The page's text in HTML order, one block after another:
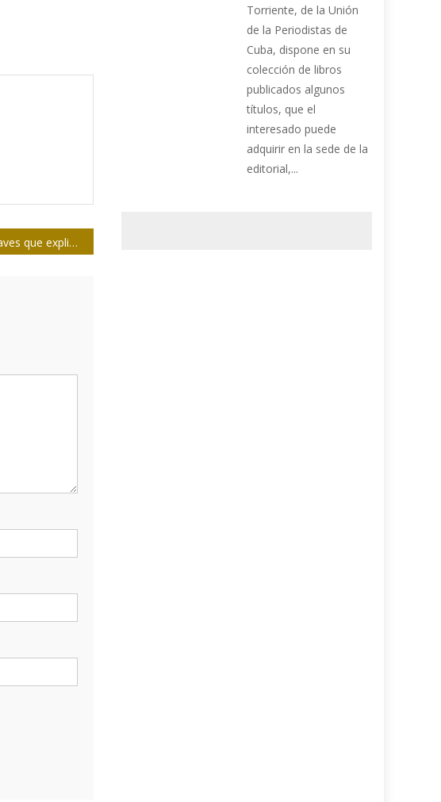
Las diez claves que explican el Nuevo Sistema Mundo
Torriente, de la Unión
de la Periodistas de
Cuba, dispone en su
colección de libros
publicados algunos
títulos, que el
interesado puede
adquirir en la sede de la
editorial,...